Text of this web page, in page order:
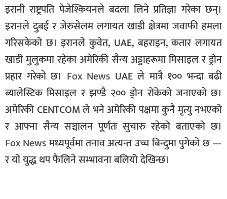
इरानी राष्ट्रपति पेजेश्कियनले बदला लिने प्रतिज्ञा गरेका छन्।
इरानले दुबई र जेरुसेलम लगायत खाडी क्षेत्रमा जवाफी हमला
गरिसकेको छ। इरानले कुवेत, UAE, बहराइन, कतार लगायत
खाडी मुलुकमा रहेका अमेरिकी सैन्य अड्डाहरूमा मिसाइल र ड्रोन
प्रहार गरेकाे छ। Fox News UAE ले मात्रै १०० भन्दा बढी
ब्यालेस्टिक मिसाइल र झण्डै २०० ड्रोन रोकेको जनाएको छ।
अमेरिकी CENTCOM ले भने अमेरिकी पक्षमा कुनै मृत्यु नभएको
र आफ्ना सैन्य सञ्चालन पूर्णतः सुचारु रहेको बताएको छ।
Fox Newsमध्यपूर्वमा तनाव अत्यन्त उच्च बिन्दुमा पुगेको छ —
र यो युद्ध थप फैलिने सम्भावना बलियो देखिन्छ।